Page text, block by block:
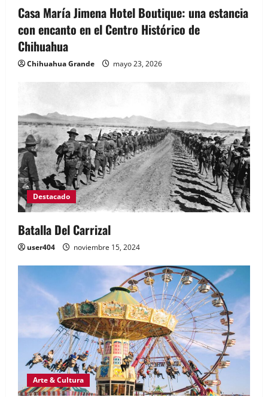
Casa María Jimena Hotel Boutique: una estancia
con encanto en el Centro Histórico de
Chihuahua
Chihuahua Grande mayo 23, 2026
Destacado
Batalla Del Carrizal
user404 noviembre 15, 2024
Arte & Cultura